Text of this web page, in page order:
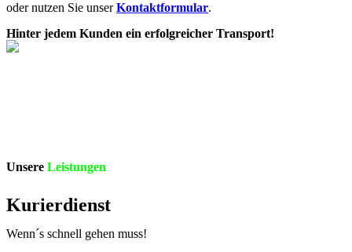
oder nutzen Sie unserKontaktformular.
Hinter jedem Kunden ein erfolgreicher Transport!
Unsere Leistungen
Kurierdienst
Wenn´s schnell gehen muss!